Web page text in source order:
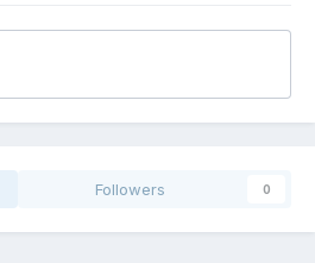
Followers 0